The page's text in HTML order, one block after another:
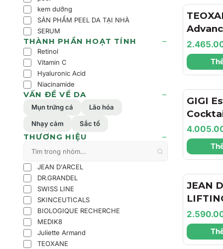
kem dưỡng
SẢN PHẨM PEEL DA TẠI NHÀ
SERUM
THÀNH PHẦN HOẠT TÍNH
Retinol
Vitamin C
Hyaluronic Acid
Niacinamide
VẤN ĐỀ VỀ DA
Mụn trứng cá Lão hóa
Nhạy cảm Sắc tố
THƯƠNG HIỆU
JEAN D'ARCEL
DR.GRANDEL
SWISS LINE
SKINCEUTICALS
BIOLOGIQUE RECHERCHE
MEDIK8
Juliette Armand
TEOXANE
KEM
LÀM
NHĂN
GIGI
Peel /
da
JEAN